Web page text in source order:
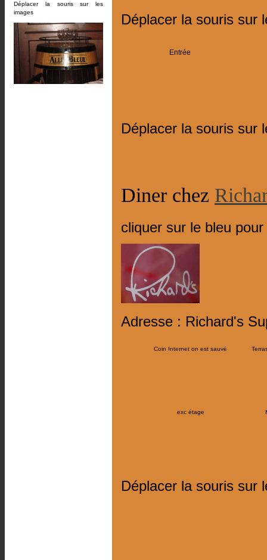
Déplacer la souris sur les
images
Déplacer la souris sur
Entrée
Déplacer la souris sur
Diner chez
cliquer sur le bleu
Adresse : Richard's
Coin Internet on est sauvé
exc étage
Déplacer la souris sur